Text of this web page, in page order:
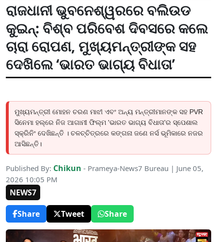
ରାଜଧାନୀ ଭୁବନେଶ୍ୱରରେ ବଲିଉଡ
କୁଇନ୍: ବିଶ୍ବ ପରିବେଶ ଦିବସରେ କଲେ
ଚାରା ରୋପଣ, ମୁଖ୍ୟମନ୍ତ୍ରୀଙ୍କ ସହ
ଦେଖିଲେ ‘ଭାରତ ଭାଗ୍ୟ ବିଧାତା’
ମୁଖ୍ୟମନ୍ତ୍ରୀ ମୋହନ ଚରଣ ମାଝୀ ଏବଂ ଅନ୍ୟ ମନ୍ତ୍ରୀମାନଙ୍କ ସହ PVR
ସିନେମା ହଲ୍‌ରେ ନିଜ ଆଗାମୀ ଫିଲ୍ମ 'ଭାରତ ଭାଗ୍ୟ ବିଧାତା'ର ସ୍ପେଶାଲ
ସ୍କ୍ରିନିଂ ଦେଖିଛନ୍ତି । ଚଳଚ୍ଚିତ୍ରରେ କଙ୍ଗନା ଜଣେ ନର୍ସ ଭୂମିକାରେ ନଜର
ଆସିଛନ୍ତି।
Published By: Chikun - Prameya-News7 Bureau | June 05,
2026 10:05 PM
NEWS7
Share
Tweet Share